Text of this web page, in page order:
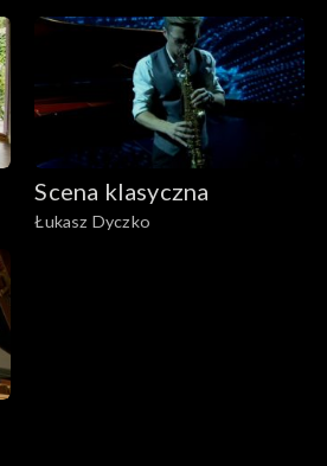
Scena klasyczna
Łukasz Dyczko